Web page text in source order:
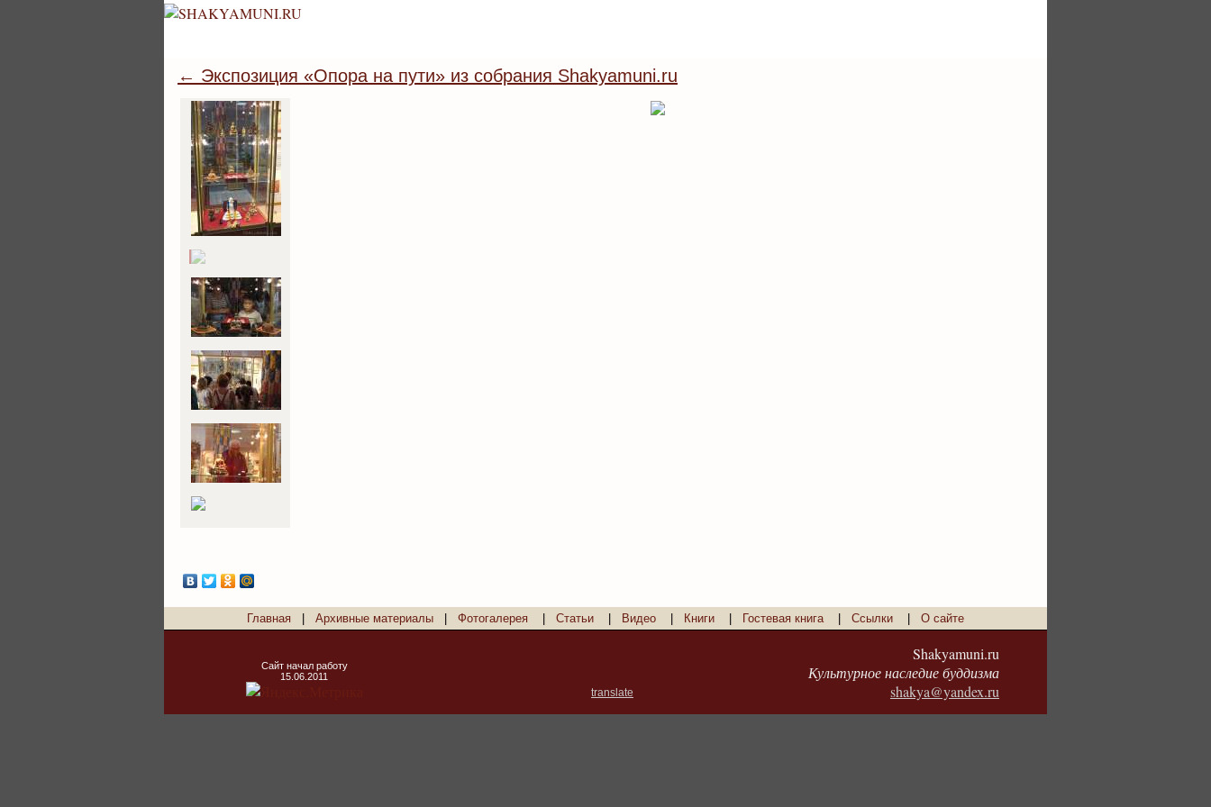
← Экспозиция «Опора на пути» из собрания Shakyamuni.ru
Главная Архивные материалы Фотогалерея Статьи Видео Книги Гостевая книга| Ссылки О сайте
Сайт начал работу
15.06.2011
translate
Shakyamuni.ru
Культурное наследие буддизма
shakya@yandex.ru